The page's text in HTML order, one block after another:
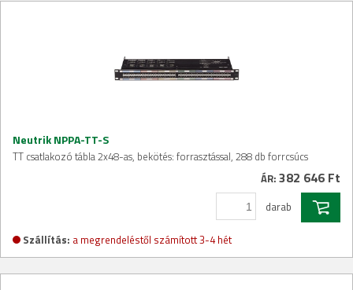
Neutrik NPPA-TT-S
TT csatlakozó tábla 2x48-as, bekötés: forrasztással, 288 db forrcsúcs
ÁR: 382 646 Ft
darab
Szállítás: a megrendeléstől számított 3-4 hét